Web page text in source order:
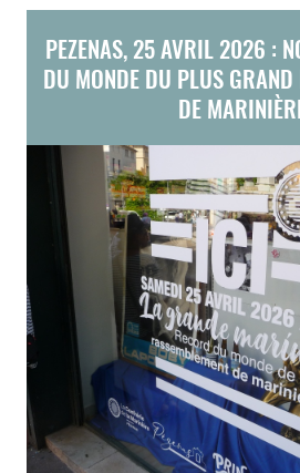
PEZENAS, 25 AVRIL 2026 :
DU MONDE DU PLUS GRAND
DE